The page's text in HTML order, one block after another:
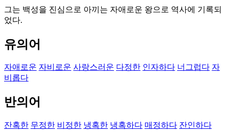
그는 백성을 진심으로 아끼는 자애로운 왕으로 역사에 기록되
었다.
유의어
자애로운 자비로운 사랑스러운 다정한 인자하다 너그럽다 자
비롭다
반의어
잔혹한 무정한 비정한 냉혹한 냉혹하다 매정하다 잔인하다